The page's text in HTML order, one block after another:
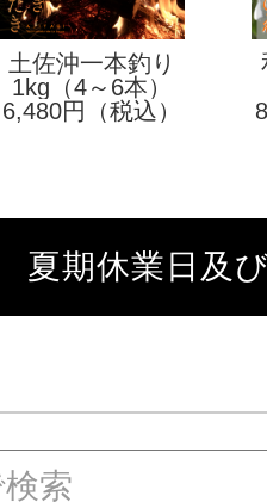
土佐沖一本釣り
藁焼き鰹たたき
1kg（4～6本）
6,480円（税込）
夏期休業日及